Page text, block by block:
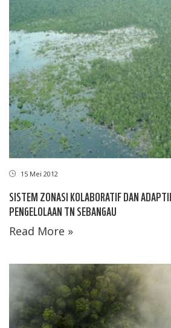
15 Mei 2012
SISTEM ZONASI KOLABORATIF DAN
PENGELOLAAN TN SEBANGAU
Read More »